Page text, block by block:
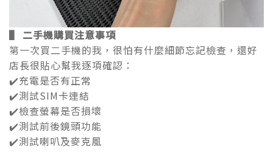
▌ 二手機購買注意事項
第一次買二手機的我，很怕有什麼細節忘記檢查，還好
店長很貼心幫我逐項確認：
✔️充電是否有正常
✔️測試SIM卡連結
✔️檢查螢幕是否損壞
✔️測試前後鏡頭功能
✔️測試喇叭及麥克風